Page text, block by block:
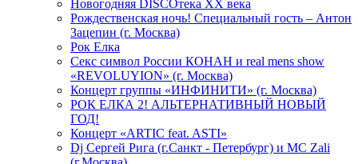
Новогодняя DISCOтека ХХ века
Рождественская ночь! Специальный гость – Антон
Зацепин (г. Москва)
Рок Елка
Секс символ России КОНАН и real mens show
«REVOLUYION» (г. Москва)
Концерт группы «ИНФИНИТИ» (г. Москва)
РОК ЕЛКА 2! АЛЬТЕРНАТИВНЫЙ НОВЫЙ
ГОД!
Концерт «ARTIC feat. ASTI»
Dj Сергей Рига (г.Санкт - Петербург) и MC Zali